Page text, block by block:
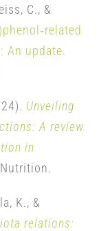
C., &
An update.
Unveiling
A review
in
K., &
relations: